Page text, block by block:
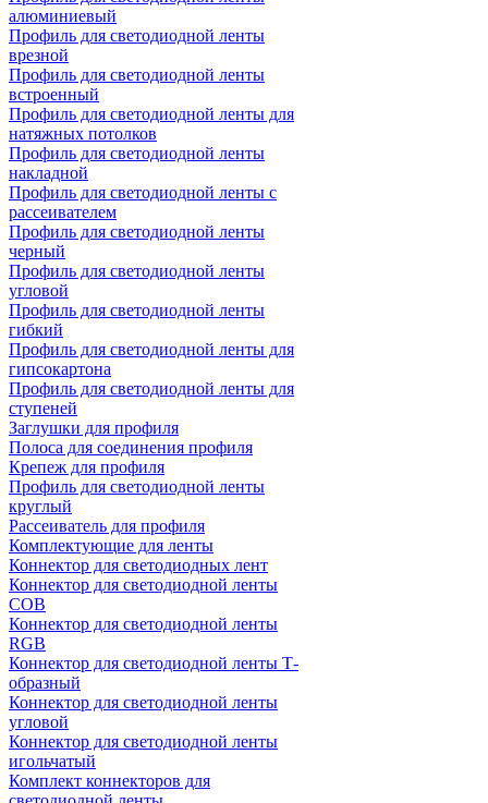
алюминиевый
Профиль для светодиодной ленты
врезной
Профиль для светодиодной ленты
встроенный
Профиль для светодиодной ленты для
натяжных потолков
Профиль для светодиодной ленты
накладной
Профиль для светодиодной ленты с
рассеивателем
Профиль для светодиодной ленты
черный
Профиль для светодиодной ленты
угловой
Профиль для светодиодной ленты
гибкий
Профиль для светодиодной ленты для
гипсокартона
Профиль для светодиодной ленты для
ступеней
Заглушки для профиля
Полоса для соединения профиля
Крепеж для профиля
Профиль для светодиодной ленты
круглый
Рассеиватель для профиля
Комплектующие для ленты
Коннектор для светодиодных лент
Коннектор для светодиодной ленты
COB
Коннектор для светодиодной ленты
RGB
Коннектор для светодиодной ленты Т-
образный
Коннектор для светодиодной ленты
угловой
Коннектор для светодиодной ленты
игольчатый
Комплект коннекторов для